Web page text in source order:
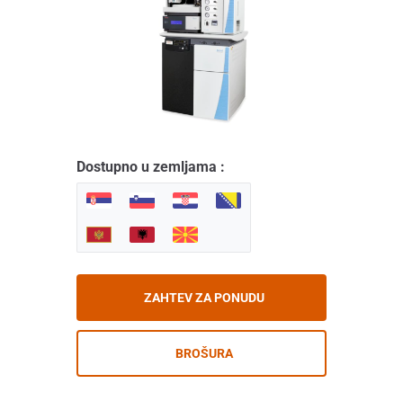
Dostupno u zemljama :
ZAHTEV ZA PONUDU
BROŠURA